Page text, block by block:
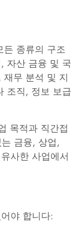
든 종류의 구조
자산 금융 및 국
무 분석 및 지
조직, 정보 보급
목적과 직간접
금융, 상업,
사한 사업에서
야 합니다: